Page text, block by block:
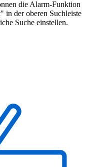
die Alarm-Funktion
in der oberen Suchleiste
Suche einstellen.